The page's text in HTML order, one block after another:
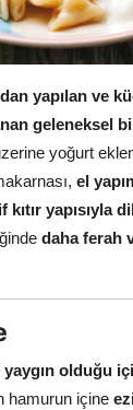
yapılan ve
geleneksel
yoğurt
el
yapısıyla
daha ferah
olduğu
hamurun içine